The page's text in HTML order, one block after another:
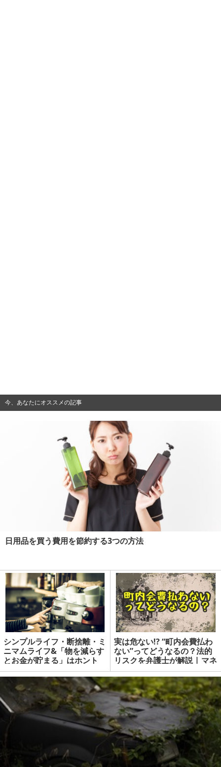
今、あなたにオススメの記事
日用品を買う費用を節約する3つの方法
シンプルライフ・断捨離・ミ
ニマムライフ&「物を減らす
とお金が貯まる」はホント
か？
実は危ない!? “町内会費払わ
ない”ってどうなるの？法的
リスクを弁護士が解説 | マネ
ーの達人